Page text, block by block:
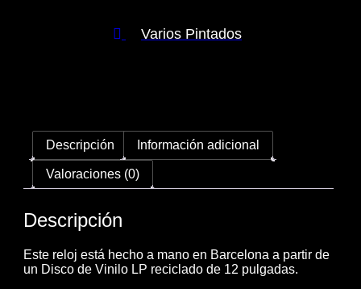
Varios Pintados
Descripción Información adicional
Valoraciones (0)
Descripción
Este reloj está hecho a mano en Barcelona a partir de
un Disco de Vinilo LP reciclado de 12 pulgadas.